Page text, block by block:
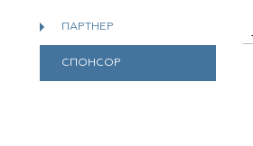
ПАРТНЕР
СПОНСОР